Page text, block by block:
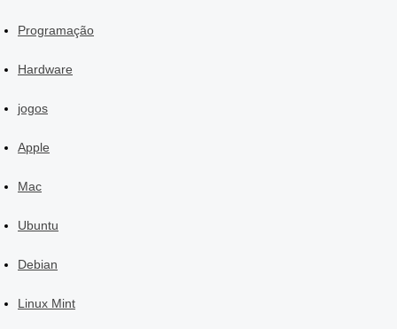
Programação
Hardware
jogos
Apple
Mac
Ubuntu
Debian
Linux Mint